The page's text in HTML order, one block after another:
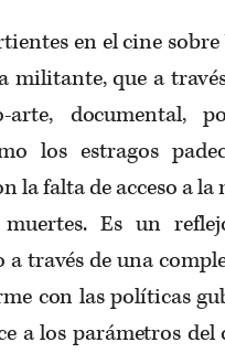
en el cine
militante, que a
documental,
los estragos
la falta de acceso a la
Es un
través de una
con las políticas
a los parámetros